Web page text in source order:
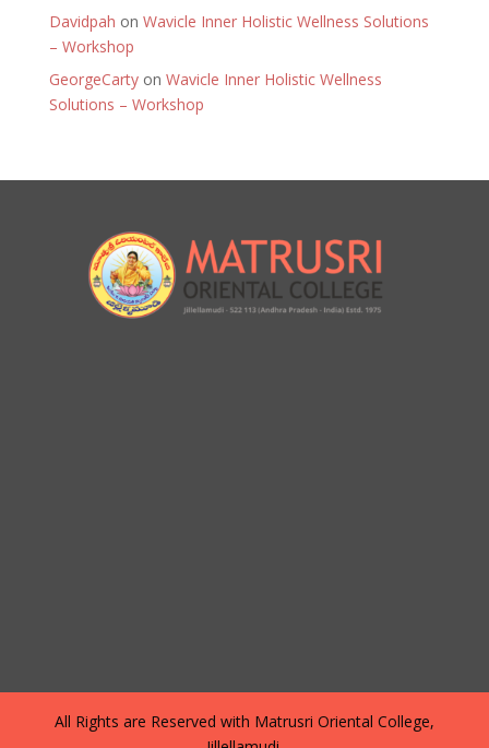
Davidpah on Wavicle Inner Holistic Wellness Solutions
– Workshop
GeorgeCartyon Wavicle Inner Holistic Wellness
Solutions – Workshop
All Rights are Reserved with Matrusri Oriental College,